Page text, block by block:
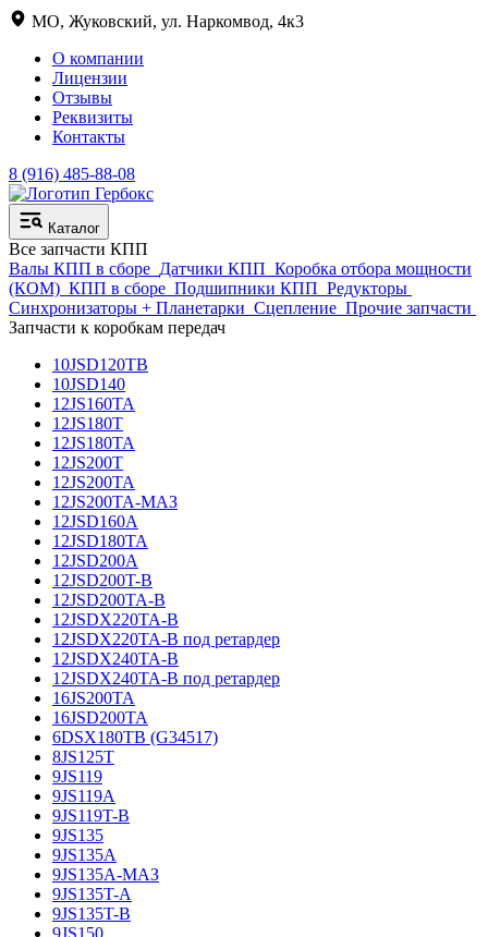
МО, Жуковский, ул. Наркомвод, 4к3
О компании
Лицензии
Отзывы
Реквизиты
Контакты
8 (916) 485-88-08
Каталог
Все запчасти КПП
Валы КПП в сборе Датчики КПП Коробка отбора мощности
(КОМ) КПП в сборе Подшипники КПП Редукторы
Синхронизаторы + Планетарки Сцепление Прочие запчасти
Запчасти к коробкам передач
10JSD120TB
10JSD140
12JS160TA
12JS180T
12JS180TA
12JS200T
12JS200TA
12JS200TA-МАЗ
12JSD160A
12JSD180TA
12JSD200A
12JSD200T-B
12JSD200TA-B
12JSDX220TA-B
12JSDX220TA-B под ретардер
12JSDX240TA-B
12JSDX240TA-B под ретардер
16JS200TA
16JSD200TA
6DSX180TB (G34517)
8JS125T
9JS119
9JS119A
9JS119T-B
9JS135
9JS135A
9JS135A-МАЗ
9JS135T-A
9JS135T-B
9JS150